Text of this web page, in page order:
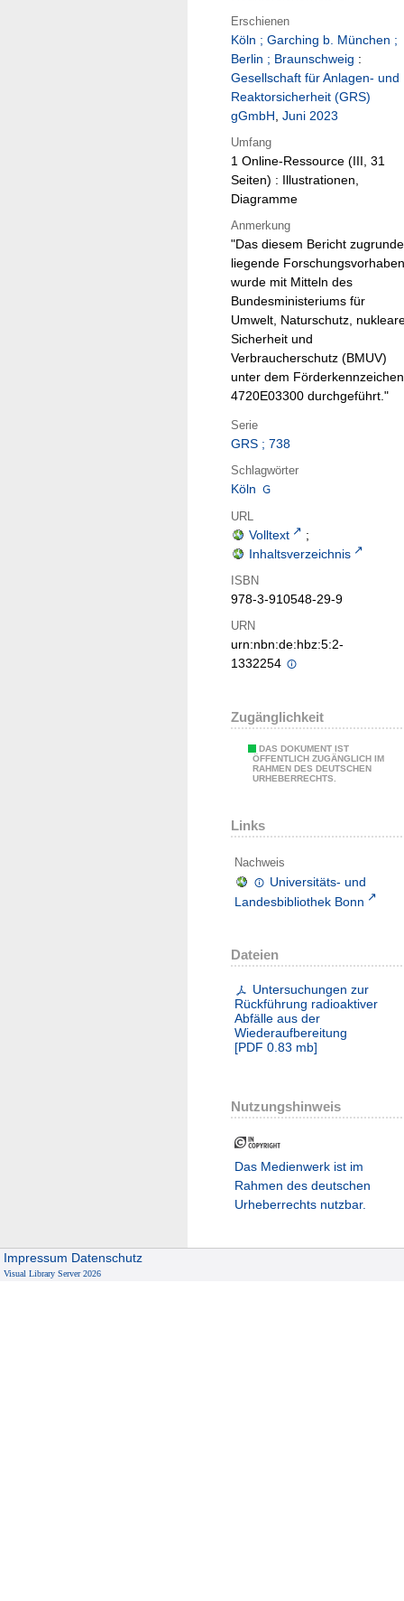
Erschienen
Köln ; Garching b. München ;
Berlin ; Braunschweig :
Gesellschaft für Anlagen- und
Reaktorsicherheit (GRS)
gGmbH, Juni 2023
Umfang
1 Online-Ressource (III, 31
Seiten) : Illustrationen,
Diagramme
Anmerkung
"Das diesem Bericht zugrunde
liegende Forschungsvorhaben
wurde mit Mitteln des
Bundesministeriums für
Umwelt, Naturschutz,
Sicherheit und
Verbraucherschutz (BMUV)
unter dem Förderkennzeichen
4720E03300 durchgeführt."
Serie
GRS ; 738
Schlagwörter
Köln
URL
Volltext
;
Inhaltsverzeichnis
ISBN
978-3-910548-29-9
URN
urn:nbn:de:hbz:5:2-
1332254
Zugänglichkeit
DAS DOKUMENT IST
ÖFFENTLICH ZUGÄNGLICH IM
RAHMEN DES DEUTSCHEN
URHEBERRECHTS.
Links
Nachweis
Universitäts- und
Landesbibliothek Bonn
Dateien
Untersuchungen zur
Rückführung radioaktiver
Abfälle aus der
Wiederaufbereitung
[PDF 0.83 mb]
Nutzungshinweis
Das Medienwerk ist im
Rahmen des deutschen
Urheberrechts nutzbar.
Impressum Datenschutz
Visual Library Server 2026